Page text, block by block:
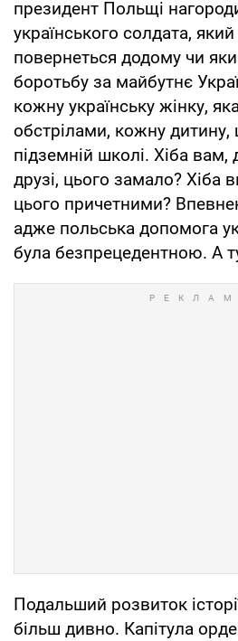
президент Польщі
українського солдата,
повернеться додому чи
боротьбу за майбутнє
кожну українську жінку,
обстрілами, кожну
підземній школі. Хіба вам,
друзі, цього замало? Хіба
цього причетними?
адже польська допомога
була безпрецедентною. А
Подальший розвиток
більш дивно. Капітула